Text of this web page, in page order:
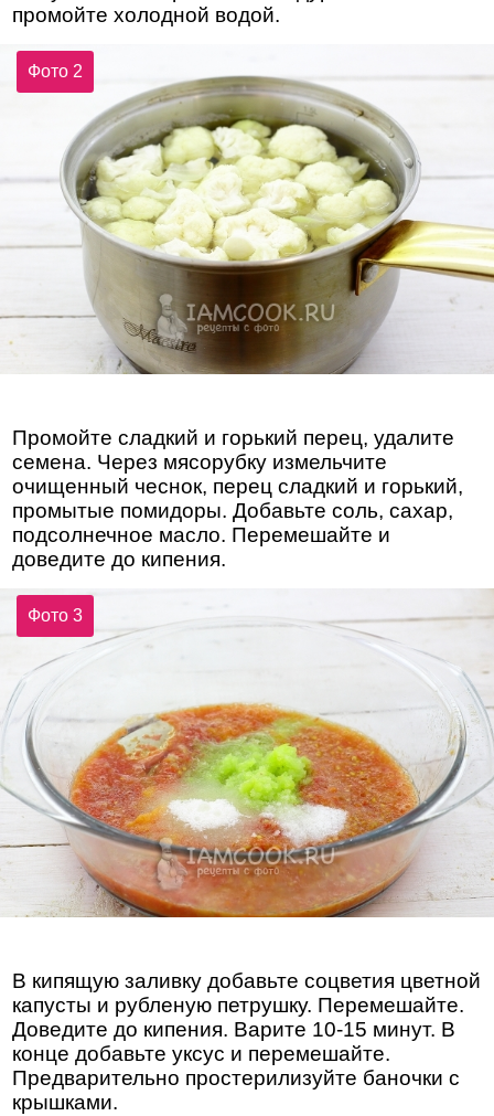
промойте холодной водой.
Фото 2
Промойте сладкий и горький перец, удалите
семена. Через мясорубку измельчите
очищенный чеснок, перец сладкий и горький,
промытые помидоры. Добавьте соль, сахар,
подсолнечное масло. Перемешайте и
доведите до кипения.
Фото 3
В кипящую заливку добавьте соцветия цветной
капусты и рубленую петрушку. Перемешайте.
Доведите до кипения. Варите 10-15 минут. В
конце добавьте уксус и перемешайте.
Предварительно простерилизуйте баночки с
крышками.